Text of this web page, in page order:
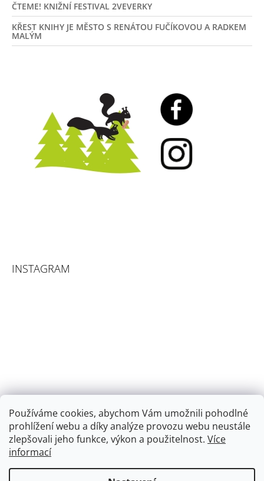
Používáme cookies, abychom Vám umožnili pohodlné
prohlížení webu a díky analýze provozu webu neustále
zlepšovali jeho funkce, výkon a použitelnost. Více
informací
ČTEME! KNIŽNÍ FESTIVAL 2VEVERKY
KŘEST KNIHY JE MĚSTO S RENÁTOU FUČÍKOVOU A RADKEM
MALÝM
INSTAGRAM